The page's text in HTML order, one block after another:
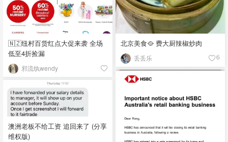
🇳🇿纽村百货红点大促来袭 全场
低至4折捡漏
邪流纨wendy
北京美食🥘 费大厨辣椒炒肉
丢丢乐 6
澳洲老板不给工资 追回来了 (分享
维权版)